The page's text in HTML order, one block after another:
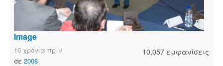
Image
10,057 εμφανίσεις
16 χρόνια πριν
σε 2008